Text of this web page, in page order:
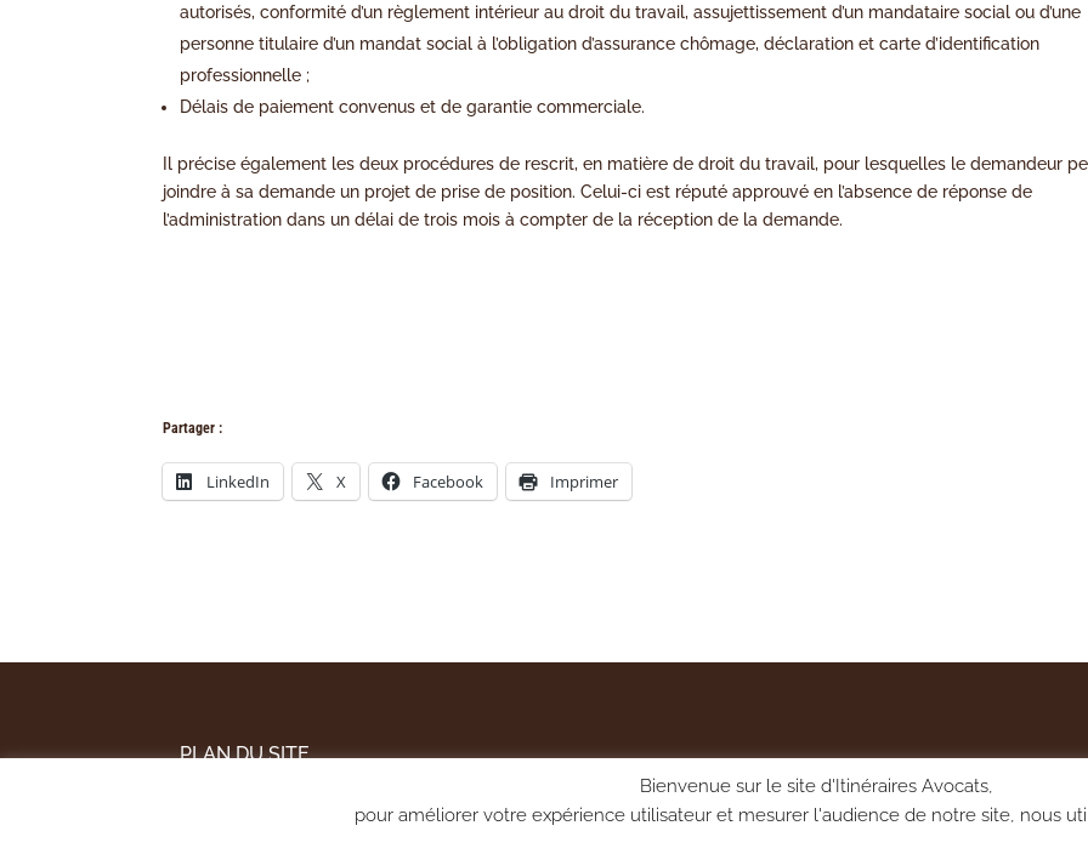
autorisés, conformité d’un règlement intérieur au droit du travail, assujettissement d’un mandataire social ou d’une
personne titulaire d’un mandat social à l’obligation d’assurance chômage, déclaration et carte d’identification
professionnelle ;
Délais de paiement convenus et de garantie commerciale.
Il précise également les deux procédures de rescrit, en matière de droit du travail, pour lesquelles le demandeur
joindre à sa demande un projet de prise de position. Celui-ci est réputé approuvé en l’absence de réponse de
l’administration dans un délai de trois mois à compter de la réception de la demande.
Partager :
LinkedIn X Facebook Imprimer
PLAN DU SITE
POLITIQUE DE CONFIDENTIALITÉ
Bienvenue sur le site d'Itinéraires Avocats,
pour améliorer votre expérience utilisateur et mesurer l'audience de notre site, nous